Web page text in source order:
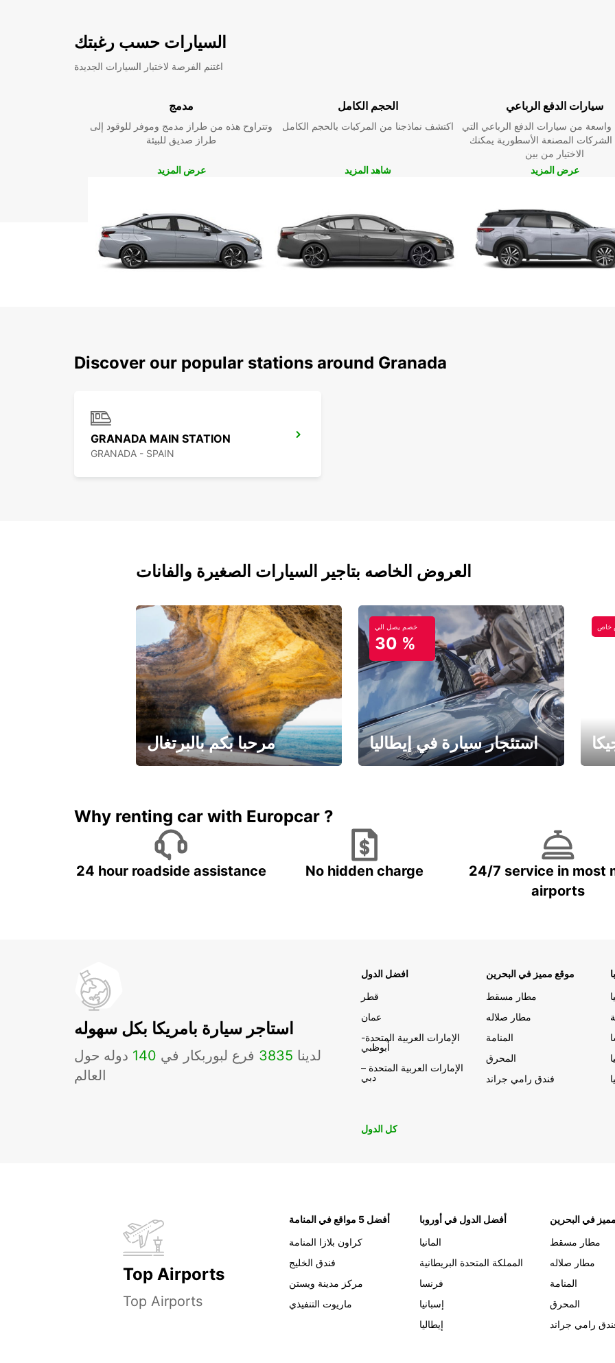
السيارات حسب رغبتك
اغتنم الفرصة لاختبار السيارات الجديدة
مدمج
وتتراوح هذه من طراز مدمج وموفر للوقود إلى
طراز صديق للبيئة
عرض المزيد
الحجم الكامل
اكتشف نماذجنا من المركبات بالحجم الكامل
شاهد المزيد
سيارات الدفع الرباعي
من سيارات الدفع الرباعي التي
الشركات المصنعة الأسطورية يمكنك
الاختيار من بين
عرض المزيد
Discover our popular stations around Granada
GRANADA MAIN STATION
GRANADA - SPAIN
العروض الخاصه بتاجير السيارات الصغيرة والفانات
مرحبا بكم بالبرتغال
خصم يصل الي
30 %
استئجار سيارة في إيطاليا
خاص
Why renting car with Europcar ?
24 hour roadside assistance No hidden charge
24/7 service in most
airports
استاجر سيارة بامريكا بكل سهوله
لدينا 3835 فرع لبوربكار في 140 دوله حول
العالم
افضل الدول
قطر
عمان
الإمارات العربية المتحدة-
أبوظبي
الإمارات العربية المتحدة –
دبي
موقع مميز في البحرين
مطار مسقط
مطار صلاله
المنامة
المحرق
فندق رامي جراند
كل الدول
Top Airports
Top Airports
أفضل 5 مواقع في المنامة
كراون بلازا المنامة
فندق الخليج
مركز مدينة ويستن
ماريوت التنفيذي
أفضل الدول في أوروبا
المانيا
المملكة المتحدة البريطانية
فرنسا
إسبانيا
إيطاليا
في البحرين
مطار مسقط
مطار صلاله
المنامة
المحرق
رامي جراند